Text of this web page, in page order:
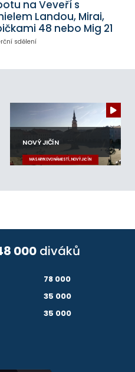
na Veveří s
Landou, Mirai,
48 nebo Mig 21
sdělení
NOVÝ JIČÍN
MASARYKOVO NÁMĚSTÍ, NOVÝ JIČÍN
000 diváků
78 000
35 000
35 000